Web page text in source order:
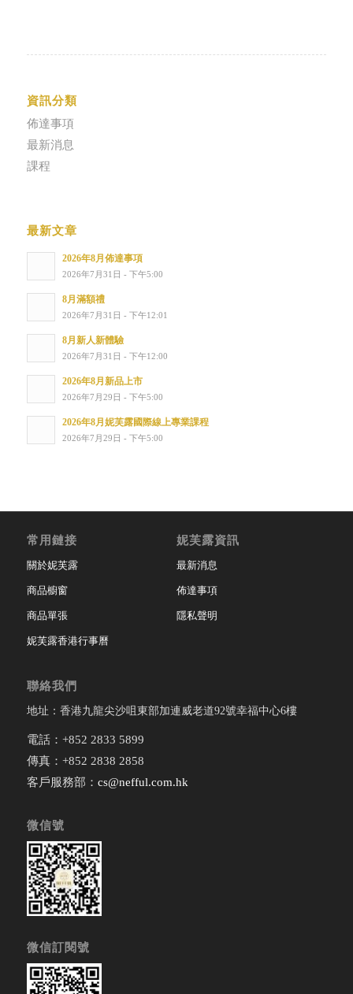
資訊分類
佈達事項
最新消息
課程
最新文章
2026年8月佈達事項
2026年7月31日 - 下午5:00
8月滿額禮
2026年7月31日 - 下午12:01
8月新人新體驗
2026年7月31日 - 下午12:00
2026年8月新品上市
2026年7月29日 - 下午5:00
2026年8月妮芙露國際線上專業課程
2026年7月29日 - 下午5:00
常用鏈接
關於妮芙露
商品櫥窗
商品單張
妮芙露香港行事曆
妮芙露資訊
最新消息
佈達事項
隱私聲明
聯絡我們
地址：香港九龍尖沙咀東部加連威老道92號幸福中心6樓
電話：+852 2833 5899
傳真：+852 2838 2858
客戶服務部： cs@nefful.com.hk
微信號
微信訂閱號